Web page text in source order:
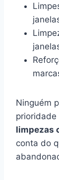
Ninguém
prioridade
limpezas
conta do